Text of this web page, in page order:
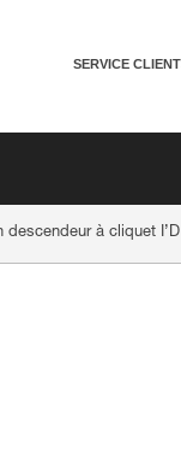
SERVICE
à cliquet I’D